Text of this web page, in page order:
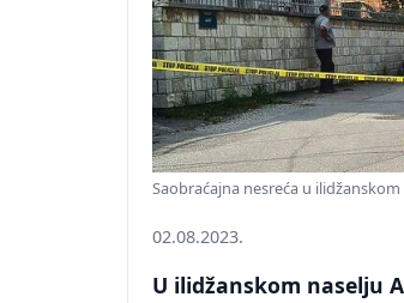
Saobraćajna nesreća u
02.08.2023.
U ilidžanskom naselju